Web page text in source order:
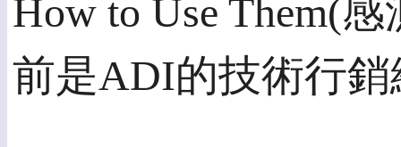
How to Use Them(
前是ADI的技術行銷